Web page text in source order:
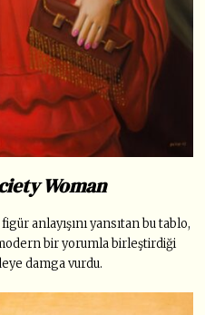
Woman
anlayışını yansıtan bu tablo,
bir yorumla birleştirdiği
damga vurdu.